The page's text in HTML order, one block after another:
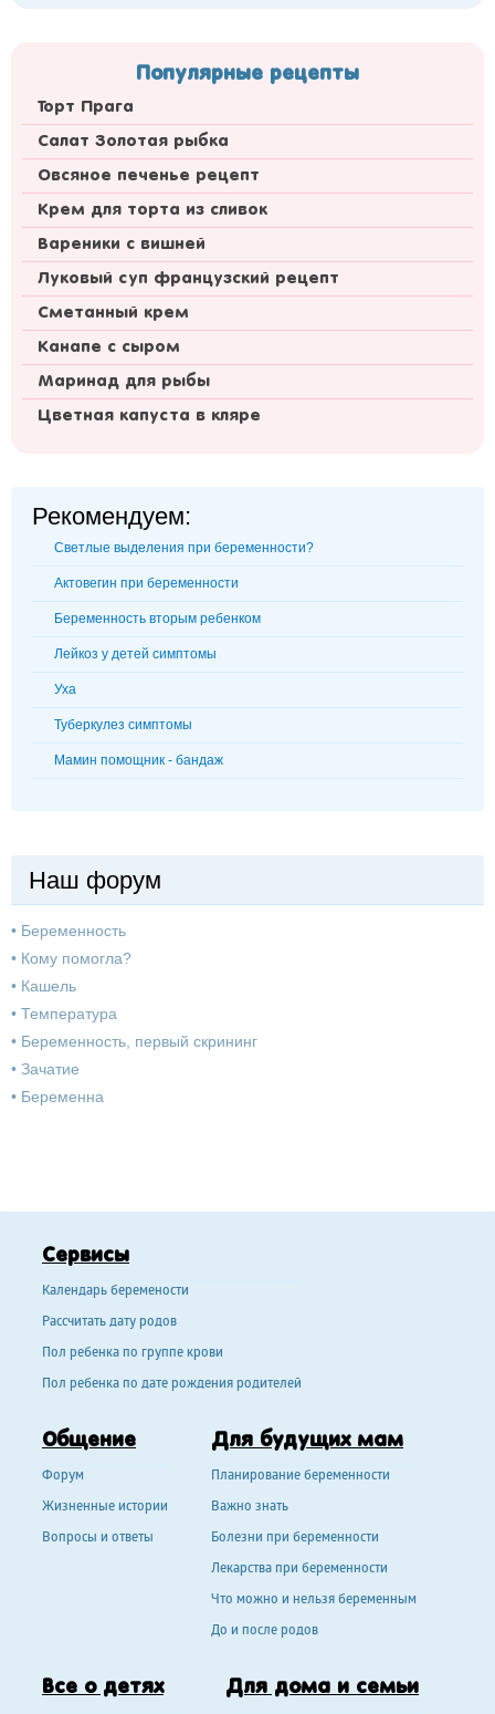
Популярные рецепты
Торт Прага
Салат Золотая рыбка
Овсяное печенье рецепт
Крем для торта из сливок
Вареники с вишней
Луковый суп французский рецепт
Сметанный крем
Канапе с сыром
Маринад для рыбы
Цветная капуста в кляре
Рекомендуем:
Светлые выделения при беременности?
Актовегин при беременности
Беременность вторым ребенком
Лейкоз у детей симптомы
Уха
Туберкулез симптомы
Мамин помощник - бандаж
Наш форум
• Беременность
• Кому помогла?
• Кашель
• Температура
• Беременность, первый скрининг
• Зачатие
• Беременна
Сервисы
Календарь беремености
Рассчитать дату родов
Пол ребенка по группе крови
Пол ребенка по дате рождения родителей
Общение
Форум
Жизненные истории
Вопросы и ответы
Для будущих мам
Планирование беременности
Важно знать
Болезни при беременности
Лекарства при беременности
Что можно и нельзя беременным
До и после родов
Все о детях Для дома и семьи